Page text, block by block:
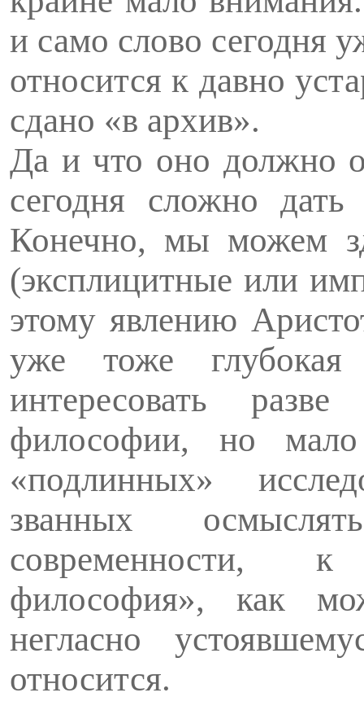
и само слово сегодня
относится к давно
сдано «в архив».
Да и что оно должно
сегодня сложно дать
Конечно, мы можем
(эксплицитные или
этому явлению
уже тоже глубокая
интересовать
философии, но мало
«подлинных»
званных
современности,
философия», как
негласно
относится.